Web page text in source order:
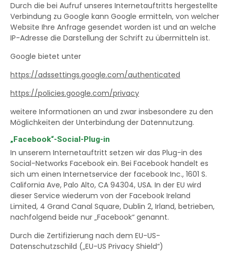
Durch die bei Aufruf unseres Internetauftritts hergestellte
Verbindung zu Google kann Google ermitteln, von welcher
Website Ihre Anfrage gesendet worden ist und an welche
IP-Adresse die Darstellung der Schrift zu übermitteln ist.
Google bietet unter
https://adssettings.google.com/authenticated
https://policies.google.com/privacy
weitere Informationen an und zwar insbesondere zu den
Möglichkeiten der Unterbindung der Datennutzung.
„Facebook“-Social-Plug-in
In unserem Internetauftritt setzen wir das Plug-in des
Social-Networks Facebook ein. Bei Facebook handelt es
sich um einen Internetservice der facebook Inc., 1601 S.
California Ave, Palo Alto, CA 94304, USA. In der EU wird
dieser Service wiederum von der Facebook Ireland
Limited, 4 Grand Canal Square, Dublin 2, Irland, betrieben,
nachfolgend beide nur „Facebook“ genannt.
Durch die Zertifizierung nach dem EU-US-
Datenschutzschild („EU-US Privacy Shield“)